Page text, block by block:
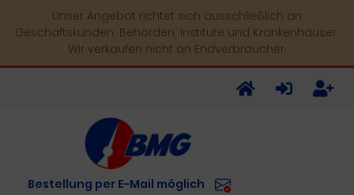
Unser Angebot richtet sich ausschließlich an
Geschäftskunden, Behörden, Institute und Krankenhäuser.
Wir verkaufen nicht an Endverbraucher.
Bestellung per E-Mail möglich